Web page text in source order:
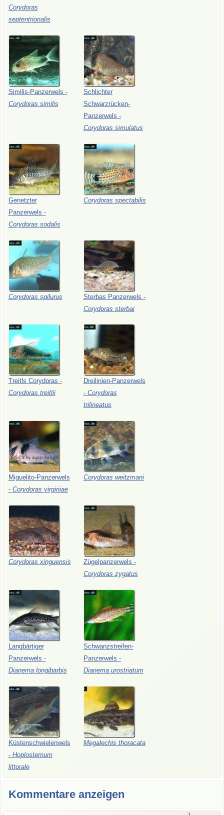
Corydoras
septentrionalis
Similis-Panzerwels -
Corydoras similis
Schlichter
Schwarzrücken-
Panzerwels -
Corydoras simulatus
Genetzter
Panzerwels -
Corydoras sodalis
Corydoras spectabilis
Corydoras spilurus Sterbas Panzerwels -
Corydoras sterbai
Treitls Corydoras -
Corydoras treitlii
Dreilinien-Panzerwels
- Corydoras
trilineatus
Miguelito-Panzerwels
- Corydoras virginiae
Corydoras weitzmani
Corydorasxinguensis Zügelpanzerwels -
Corydoras zygatus
Langbärtiger
Panzerwels -
Dianema longibarbis
Schwanzstreifen-
Panzerwels -
Dianema urostriatum
Küstenschwielenwels
- Hoplosternum
littorale
Megalechis thoracata
Kommentare anzeigen